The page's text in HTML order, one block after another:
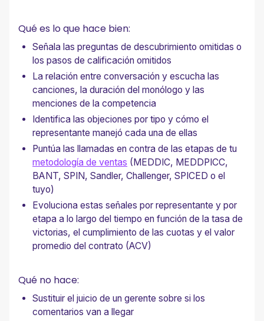
Qué es lo que hace bien:
Señala las preguntas de descubrimiento omitidas o
los pasos de calificación omitidos
La relación entre conversación y escucha las
canciones, la duración del monólogo y las
menciones de la competencia
Identifica las objeciones por tipo y cómo el
representante manejó cada una de ellas
Puntúa las llamadas en contra de las etapas de tu
metodología de ventas (MEDDIC, MEDDPICC,
BANT, SPIN, Sandler, Challenger, SPICED o el
tuyo)
Evoluciona estas señales por representante y por
etapa a lo largo del tiempo en función de la tasa de
victorias, el cumplimiento de las cuotas y el valor
promedio del contrato (ACV)
Qué no hace:
Sustituir el juicio de un gerente sobre si los
comentarios van a llegar